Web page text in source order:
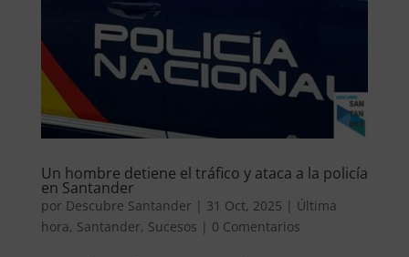
Un hombre detiene el tráfico y ataca a la policía
en Santander
por Descubre Santander | 31 Oct, 2025 | Última
hora, Santander, Sucesos | 0 Comentarios